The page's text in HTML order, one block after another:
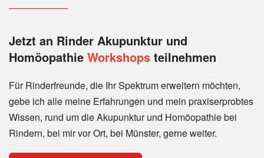
Jetzt an Rinder Akupunktur und
Homöopathie Workshops teilnehmen
Für Rinderfreunde, die Ihr Spektrum erweitern möchten,
gebe ich alle meine Erfahrungen und mein praxiserprobtes
Wissen, rund um die Akupunktur und Homöopathie bei
Rindern, bei mir vor Ort, bei Münster, gerne weiter.